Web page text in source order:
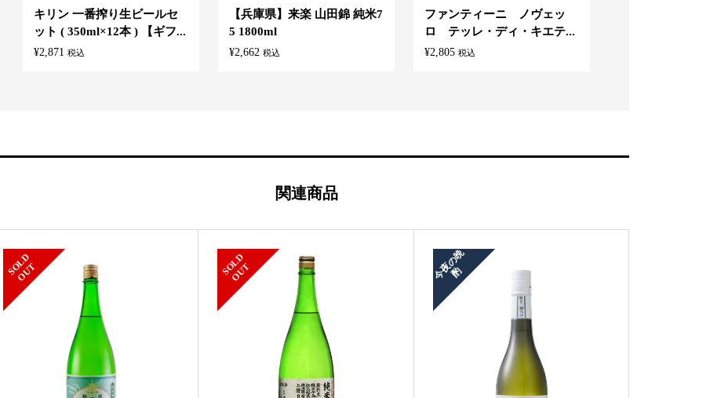
キリン 一番搾り生ビールセ
ット ( 350ml×12本 ) 【ギフ...
¥2,871 税込
【兵庫県】来楽 山田錦 純米7
5 1800ml
¥2,662 税込
ファンティーニ ノヴェッ
ロ テッレ・ディ・キエテ...
¥2,805 税込
関連商品
S
O
L
D
O
U
T S
O
L
D
O
U
T 今
夜
の
晩
酌